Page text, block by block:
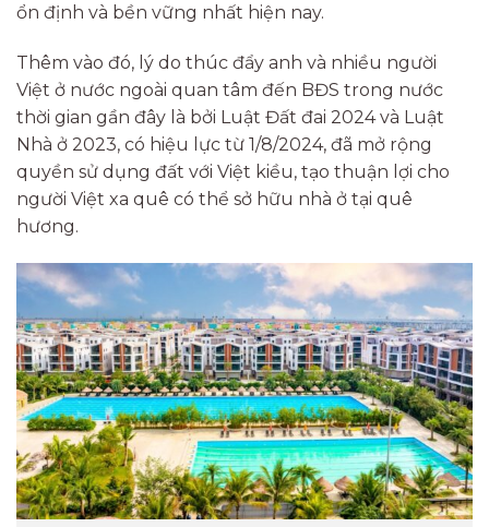
ổn định và bền vững nhất hiện nay.
Thêm vào đó, lý do thúc đẩy anh và nhiều người
Việt ở nước ngoài quan tâm đến BĐS trong nước
thời gian gần đây là bởi Luật Đất đai 2024 và Luật
Nhà ở 2023, có hiệu lực từ 1/8/2024, đã mở rộng
quyền sử dụng đất với Việt kiều, tạo thuận lợi cho
người Việt xa quê có thể sở hữu nhà ở tại quê
hương.